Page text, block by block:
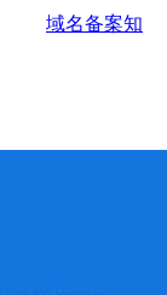
域名备案知